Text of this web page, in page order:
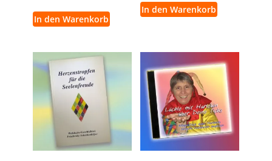
In den Warenkorb
In den Warenkorb